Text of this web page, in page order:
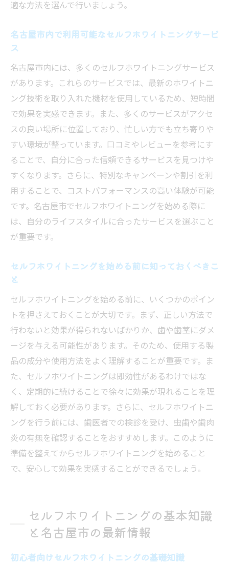
名古屋市でのセルフホワイトニング成功率
ホワイトニングの効果を高める食事の工夫
ト活用法
名古屋市のセルフホワイトニングスポットと口
名古屋市内おすすめセルフホワイトニング
スポット
利用者の口コミから見るスポットの評価
名古屋市の人気スポットでの体験談
セルフホワイトニングスポットの選び方ガ
イド
名古屋市で評判の良いホワイトニングサロ
ン
最初の一歩
効果的なセルフホワイトニングのためのツ
ール
名古屋市内のホワイトニング関連イベント
情報
セルフホワイトニングで避けるべきこと
名古屋市でのセルフホワイトニング体験を
共有する方法
地元の情報を活用したホワイトニングアプ
ローチ
適な方法を選んで行いましょう。
名古屋市内で利用可能なセルフホワイトニングサービ
ス
名古屋市内には、多くのセルフホワイトニングサービス
があります。これらのサービスでは、最新のホワイトニ
ング技術を取り入れた機材を使用しているため、短時間
で効果を実感できます。また、多くのサービスがアクセ
スの良い場所に位置しており、忙しい方でも立ち寄りや
すい環境が整っています。口コミやレビューを参考にす
ることで、自分に合った信頼できるサービスを見つけや
すくなります。さらに、特別なキャンペーンや割引を利
用することで、コストパフォーマンスの高い体験が可能
です。名古屋市でセルフホワイトニングを始める際に
は、自分のライフスタイルに合ったサービスを選ぶこと
が重要です。
セルフホワイトニングを始める前に知っておくべきこ
と
セルフホワイトニングを始める前に、いくつかのポイン
トを押さえておくことが大切です。まず、正しい方法で
行わないと効果が得られないばかりか、歯や歯茎にダメ
ージを与える可能性があります。そのため、使用する製
品の成分や使用方法をよく理解することが重要です。ま
た、セルフホワイトニングは即効性があるわけではな
く、定期的に続けることで徐々に効果が現れることを理
解しておく必要があります。さらに、セルフホワイトニ
ングを行う前には、歯医者での検診を受け、虫歯や歯肉
炎の有無を確認することをおすすめします。このように
準備を整えてからセルフホワイトニングを始めること
で、安心して効果を実感することができるでしょう。
セルフホワイトニングの基本知識
と名古屋市の最新情報
初心者向けセルフホワイトニングの基礎知識